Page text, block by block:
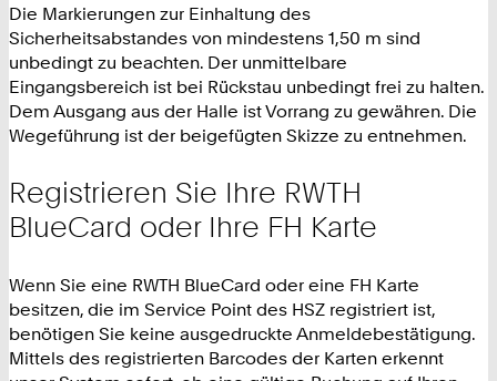
Die Markierungen zur Einhaltung des
Sicherheitsabstandes von mindestens 1,50 m sind
unbedingt zu beachten. Der unmittelbare
Eingangsbereich ist bei Rückstau unbedingt frei zu halten.
Dem Ausgang aus der Halle ist Vorrang zu gewähren. Die
Wegeführung ist der beigefügten Skizze zu entnehmen.
Registrieren Sie Ihre RWTH
BlueCard oder Ihre FH Karte
Wenn Sie eine RWTH BlueCard oder eine FH Karte
besitzen, die im Service Point des HSZ registriert ist,
benötigen Sie keine ausgedruckte Anmeldebestätigung.
Mittels des registrierten Barcodes der Karten erkennt